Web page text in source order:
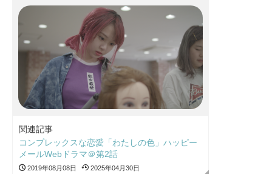
関連記事
コンプレックスな恋愛「わたしの色」ハッピー
メールWebドラマ＠第2話
2019年08月08日 2025年04月30日